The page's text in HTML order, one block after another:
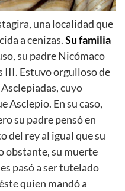
una localidad que
a cenizas.Su familia
su padre Nicómaco
III. Estuvo orgulloso de
cuyo
Asclepio. En su caso,
su padre pensó en
del rey al igual que su
obstante, su muerte
pasó a ser tutelado
quien mandó a